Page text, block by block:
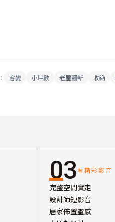
客變 小坪數 老屋翻新 收納
03看精彩影音
完整空間實走
設計師短影音
居家佈置靈感